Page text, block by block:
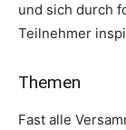
und sich durch
Teilnehmer
Themen
Fast alle